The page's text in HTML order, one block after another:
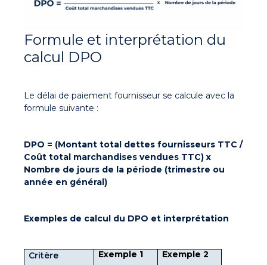
Formule et interprétation du
calcul DPO
Le délai de paiement fournisseur se calcule avec la
formule suivante :
DPO = (Montant total dettes fournisseurs TTC /
Coût total marchandises vendues TTC) x
Nombre de jours de la période (trimestre ou
année en général)
Exemples de calcul du DPO et interprétation
Critère Exemple 1
Exemple 2